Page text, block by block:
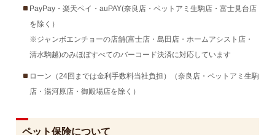
PayPay・楽天ペイ・auPAY(奈良店・ペットアミ生駒店・富士見台店
を除く）
※ジャンボエンチョーの店舗(富士店・島田店・ホームアシスト店・
清水駒越)のみほぼすべてのバーコード決済に対応しています
ローン（24回までは金利手数料当社負担）（奈良店・ペットアミ生駒
店・湯河原店・御殿場店を除く）
ペット保険について